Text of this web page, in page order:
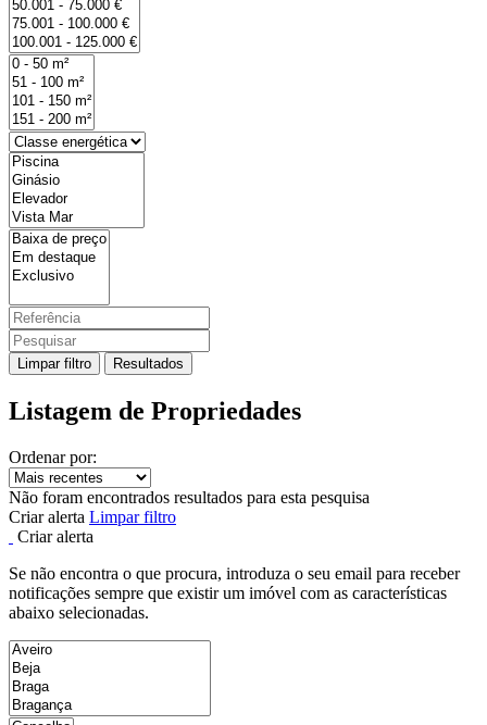
Limpar filtro Resultados
Listagem de Propriedades
Ordenar por:
Não foram encontrados resultados para esta pesquisa
Criar alerta Limpar filtro
Criar alerta
Se não encontra o que procura, introduza o seu email para receber
notificações sempre que existir um imóvel com as características
abaixo selecionadas.